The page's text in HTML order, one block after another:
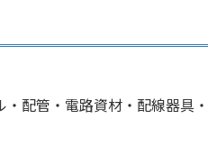
配管・電路資材・配線器具